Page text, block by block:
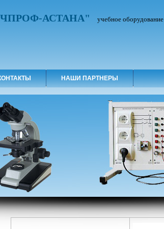
АСТАНА" учебное оборудование
НАШИ ПАРТНЕРЫ